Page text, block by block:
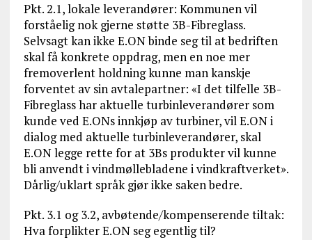
Pkt. 2.1, lokale leverandører: Kommunen vil
forståelig nok gjerne støtte 3B-Fibreglass.
Selvsagt kan ikke E.ON binde seg til at bedriften
skal få konkrete oppdrag, men en noe mer
fremoverlent holdning kunne man kanskje
forventet av sin avtalepartner: «I det tilfelle 3B-
Fibreglass har aktuelle turbinleverandører som
kunde ved E.ONs innkjøp av turbiner, vil E.ON i
dialog med aktuelle turbinleverandører, skal
E.ON legge rette for at 3Bs produkter vil kunne
bli anvendt i vindmøllebladene i vindkraftverket».
Dårlig/uklart språk gjør ikke saken bedre.
Pkt. 3.1 og 3.2, avbøtende/kompenserende tiltak:
Hva forplikter E.ON seg egentlig til?